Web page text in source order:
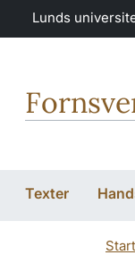
Hoppa till
Lunds
Texter
Start